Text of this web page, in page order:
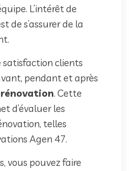
L’intérêt de
de s’assurer de la
satisfaction clients
pendant et après
. Cette
d’évaluer les
telles
Agen 47.
vous pouvez faire